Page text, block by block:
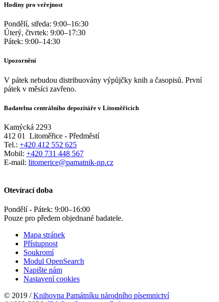
Hodiny pro veřejnost
Pondělí, středa: 9:00–16:30
Úterý, čtvrtek: 9:00–17:30
Pátek: 9:00–14:30
Upozornění
V pátek nebudou distribuovány výpůjčky knih a časopisů. První
pátek v měsíci zavřeno.
Badatelna centrálního depozitáře v Litoměřicích
Kamýcká 2293
412 01
Litoměřice - Předměstí
Tel.: +420 412 552 625
Mobil: +420 731 448 567
E-mail: litomerice@pamatnik-np.cz
Otevírací doba
Pondělí - Pátek: 9:00–16:00
Pouze pro předem objednané badatele.
Mapa stránek
Přístupnost
Soukromí
Modul OpenSearch
Napište nám
Nastavení cookies
© 2019 /Knihovna Památníku národního písemnictví